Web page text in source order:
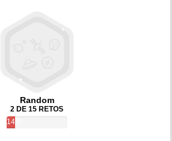
Random
2 DE 15 RETOS
14%